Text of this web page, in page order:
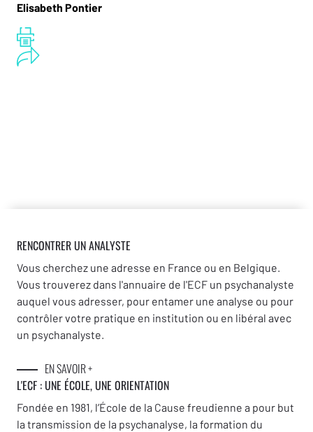
Elisabeth Pontier
RENCONTRER UN ANALYSTE
Vous cherchez une adresse en France ou en Belgique.
Vous trouverez dans l'annuaire de l'ECF un psychanalyste
auquel vous adresser, pour entamer une analyse ou pour
contrôler votre pratique en institution ou en libéral avec
un psychanalyste.
EN SAVOIR +
L'ECF : UNE ÉCOLE, UNE ORIENTATION
Fondée en 1981, l’École de la Cause freudienne a pour but
la transmission de la psychanalyse, la formation du